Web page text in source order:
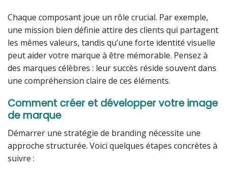
Chaque composant joue un rôle crucial. Par exemple,
une mission bien définie attire des clients qui partagent
les mêmes valeurs, tandis qu’une forte identité visuelle
peut aider votre marque à être mémorable. Pensez à
des marques célèbres : leur succès réside souvent dans
une compréhension claire de ces éléments.
Comment créer et développer votre image
de marque
Démarrer une stratégie de branding nécessite une
approche structurée. Voici quelques étapes concrètes à
suivre :